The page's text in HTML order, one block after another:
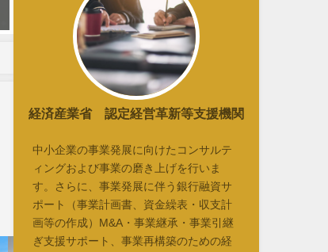
加速！eラーニングで研修＆マニ
ュアルをデジタル化。
当の価値と伴走支援の未来
経済産業省 認定経営革新等支援機関
中小企業の事業発展に向けたコンサルテ
ィングおよび事業の磨き上げを行いま
す。さらに、事業発展に伴う銀行融資サ
ポート（事業計画書、資金繰表・収支計
画等の作成）M&A・事業継承・事業引継
ぎ支援サポート、事業再構築のための経